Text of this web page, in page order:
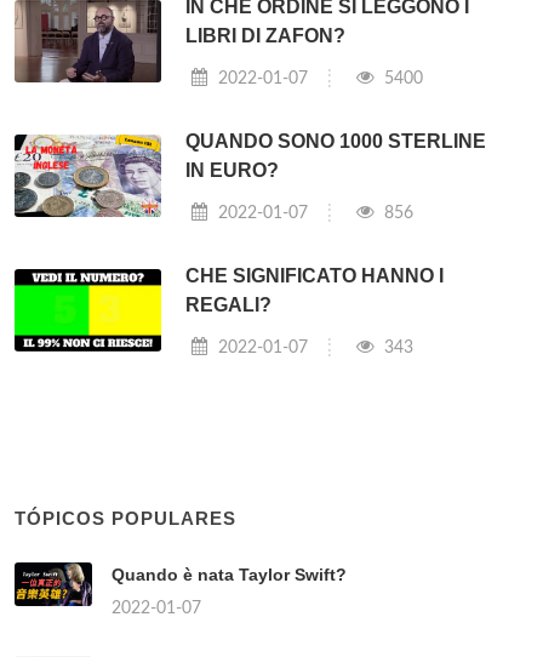
IN CHE ORDINE SI LEGGONO I
LIBRI DI ZAFON?
2022-01-07 5400
QUANDO SONO 1000 STERLINE
IN EURO?
2022-01-07 856
CHE SIGNIFICATO HANNO I
REGALI?
2022-01-07 343
TÓPICOS POPULARES
Quando è nata Taylor Swift?
2022-01-07